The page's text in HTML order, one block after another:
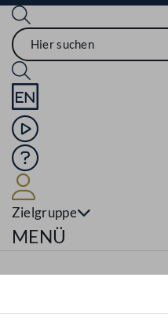
Sprache English
Mediathek
Hilfe
Zielgruppe
Navigationsmenü
MENÜ